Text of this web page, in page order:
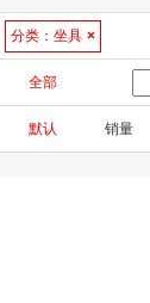
分类： 坐具 ×
全部
默认 销量